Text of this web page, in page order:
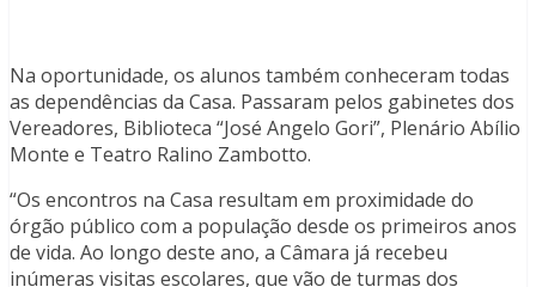
Na oportunidade, os alunos também conheceram todas
as dependências da Casa. Passaram pelos gabinetes dos
Vereadores, Biblioteca “José Angelo Gori”, Plenário Abílio
Monte e Teatro Ralino Zambotto.
“Os encontros na Casa resultam em proximidade do
órgão público com a população desde os primeiros anos
de vida. Ao longo deste ano, a Câmara já recebeu
inúmeras visitas escolares, que vão de turmas dos